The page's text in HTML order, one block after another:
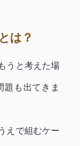
は？
うと考えた場
題も出てきま
えで組むケー